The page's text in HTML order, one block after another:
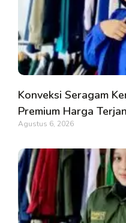
Konveksi Seragam
Premium Harga
Agustus 6, 2026